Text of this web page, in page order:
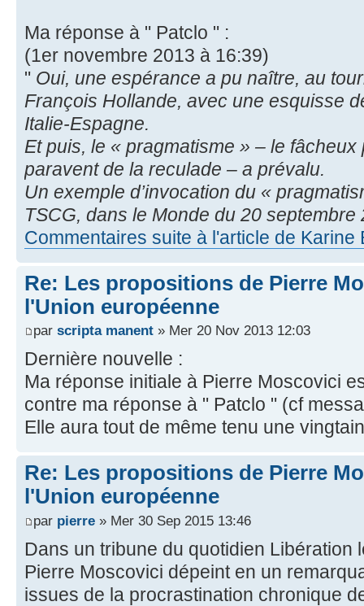
Ma réponse à " Patclo " :
(1er novembre 2013 à 16:39)
" Oui, une espérance a pu naître, au
François Hollande, avec une esquisse
Italie-Espagne.
Et puis, le « pragmatisme » – le fâcheux
paravent de la reculade – a prévalu.
Un exemple d’invocation du «
TSCG, dans le Monde du 20
Commentaires suite à l'article de Karine
Re: Les propositions de Pierre
l'Union européenne
par scripta manent » Mer 20 Nov 2013 12:03
Dernière nouvelle :
Ma réponse initiale à Pierre Moscovici
contre ma réponse à " Patclo " (cf
Elle aura tout de même tenu une
Re: Les propositions de Pierre
l'Union européenne
par pierre » Mer 30 Sep 2015 13:46
Dans un tribune du quotidien Libération
Pierre Moscovici dépeint en un
issues de la procrastination chronique